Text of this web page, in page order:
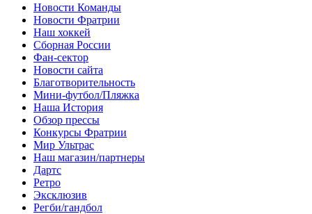
Новости Команды
Новости Фратрии
Наш хоккей
Сборная России
Фан-cектор
Новости сайта
Благотворительность
Мини-футбол/Пляжка
Наша История
Обзор прессы
Конкурсы Фратрии
Мир Ультрас
Наш магазин/партнеры
Дартс
Ретро
Эксклюзив
Регби/гандбол